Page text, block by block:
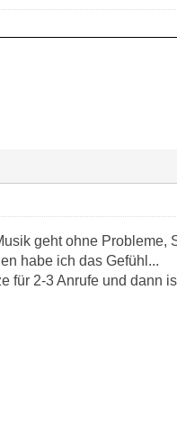
geht ohne Probleme,
habe ich das Gefühl...
für 2-3 Anrufe und dann